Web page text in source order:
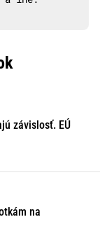
závislosť. EÚ
na